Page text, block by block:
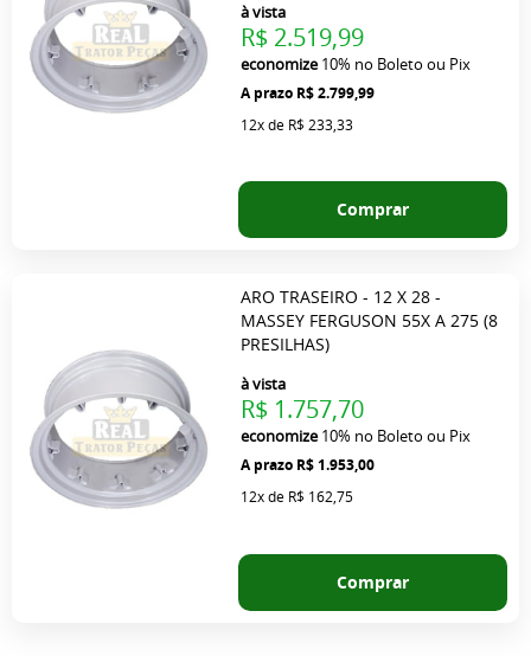
R$ 2.799,99
à vista
R$ 2.519,99
economize10% no Boleto ou Pix
12xde R$ 233,33
Comprar
ARO TRASEIRO - 12 X 28 -
MASSEY FERGUSON 55X A 275 (8
PRESILHAS)
R$ 1.953,00
à vista
R$ 1.757,70
economize10% no Boleto ou Pix
12xde R$ 162,75
Comprar